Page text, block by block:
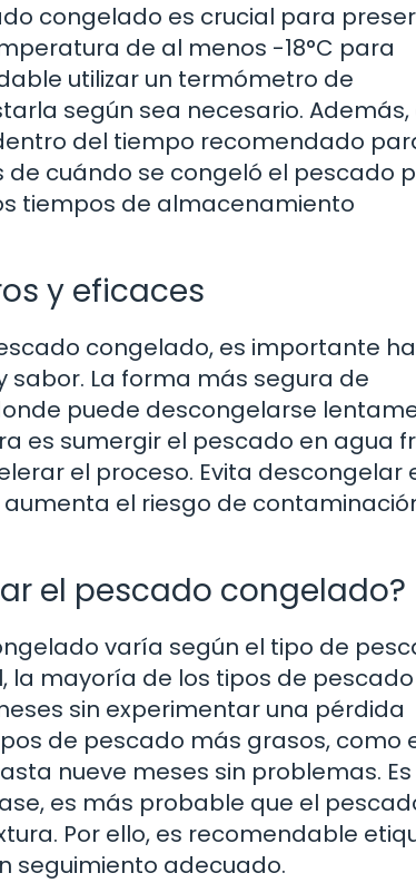
congelado es crucial para
de al menos -18°C para
utilizar un termómetro de
según sea necesario. Además,
del tiempo recomendado
cuándo se congeló el pescado
tiempos de almacenamiento
y eficaces
congelado, es importante
La forma más segura de
puede descongelarse
es sumergir el pescado en agua
el proceso. Evita descongelar
el riesgo de
el pescado congelado?
varía según el tipo de
la mayoría de los tipos de
sin experimentar una pérdida
de pescado más grasos, como
nueve meses sin problemas. Es
es más probable que el
Por ello, es recomendable
seguimiento adecuado.